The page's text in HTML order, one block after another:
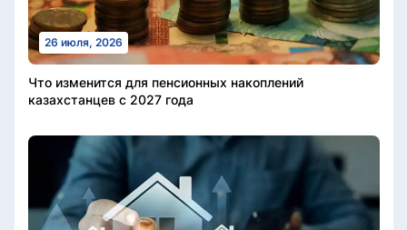
26 июля, 2026
Что изменится для пенсионных накоплений
казахстанцев с 2027 года